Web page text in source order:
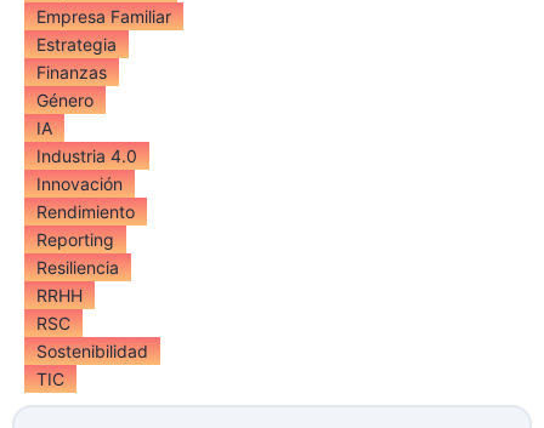
Empresa Familiar
Estrategia
Finanzas
Género
IA
Industria 4.0
Innovación
Rendimiento
Reporting
Resiliencia
RRHH
RSC
Sostenibilidad
TIC